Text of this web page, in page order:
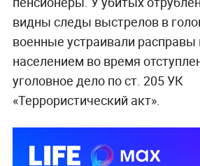
видны следы выстрелов в
военные устраивали
населением во время
уголовное дело по ст. 205 УК
«Террористический акт».